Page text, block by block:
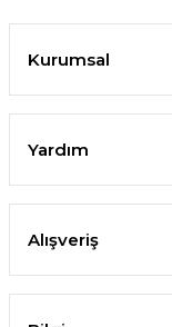
Kurumsal
Yardım
Alışveriş